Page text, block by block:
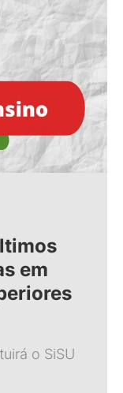
em
o SiSU